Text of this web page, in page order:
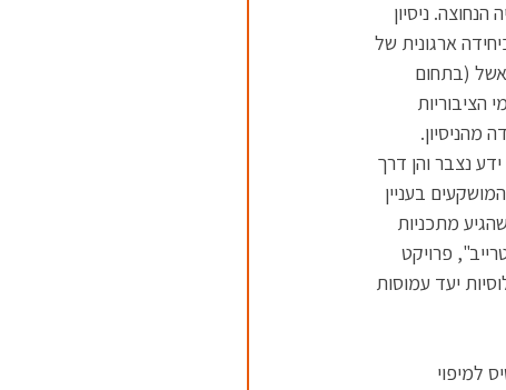
ניסיון
ארגונית של
(בתחום
מהניסיון.
נצבר והן דרך
בעניין
מתכניות
פרויקט
יעד עמוסות
למיפוי